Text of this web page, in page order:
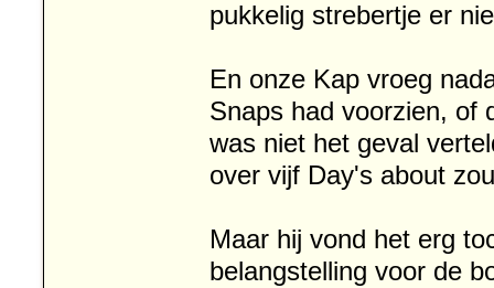
pukkelig strebertje er
En onze Kap vroeg
Snaps had voorzien, of
was niet het geval
over vijf Day's about
Maar hij vond het erg
belangstelling voor de